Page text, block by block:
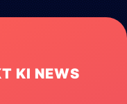
KI NEWS